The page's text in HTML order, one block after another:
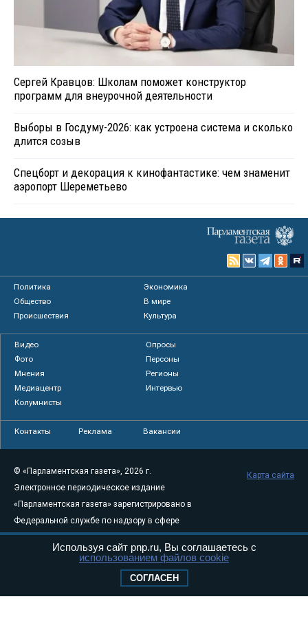
Сергей Кравцов: Школам поможет конструктор
программ для внеурочной деятельности
Выборы в Госдуму-2026: как устроена система и сколько
длится созыв
Спецборт и декорация к кинофантастике: чем знаменит
аэропорт Шереметьево
Политика
Экономика
Общество
В мире
Происшествия
Культура
Видео
Опросы
Фото
Персоны
Мнения
Регионы
Медиацентр
Интервью
Колумнисты
Контакты Реклама Вакансии
© «Парламентская газета», 2026 г.
Электронное периодическое издание
«Парламентская газета» зарегистрировано в
Федеральной службе по надзору в сфере
связи, информационных технологий и
массовых коммуникаций (Роскомнадзор) 05
Свидетельство о регистрации Эл № ФС77-
Карта сайта
Используя сайт pnp.ru, Вы соглашаетесь с
использованием файлов cookie
СОГЛАСЕН